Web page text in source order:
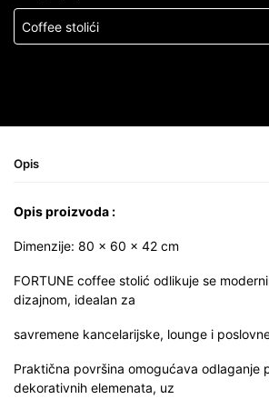
Coffee stolići
Opis
Opis proizvoda :
Dimenzije: 80 × 60 × 42 cm
FORTUNE coffee stolić odlikuje se
dizajnom, idealan za
savremene kancelarijske, lounge i
Praktična površina omogućava odlaganje
dekorativnih elemenata, uz